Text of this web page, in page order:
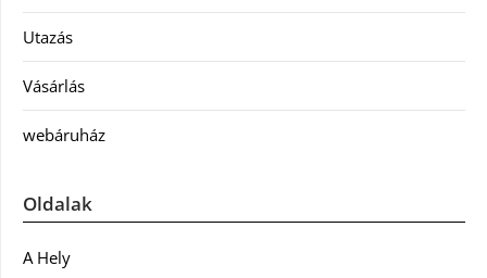
Utazás
Vásárlás
webáruház
Oldalak
A Hely